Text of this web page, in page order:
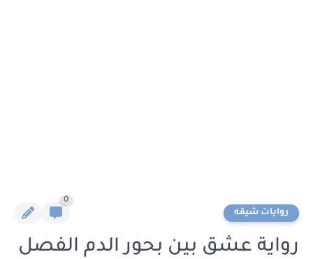
روايات شيقه
0
رواية عشق بين بحور الدم الفصل